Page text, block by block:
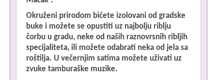
Okruženi prirodom bićete izolovani od gradske
buke i možete se opustiti uz najbolju riblju
čorbu u gradu, neke od naših raznovrsnih ribljih
specijaliteta, ili možete odabrati neka od jela sa
roštilja. U večernjim satima možete uživati uz
zvuke tamburaške muzike.